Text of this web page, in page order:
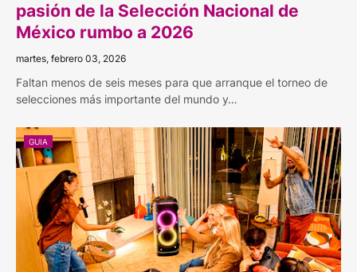
pasión de la Selección Nacional de
México rumbo a 2026
martes, febrero 03, 2026
Faltan menos de seis meses para que arranque el torneo de
selecciones más importante del mundo y…
GUIA